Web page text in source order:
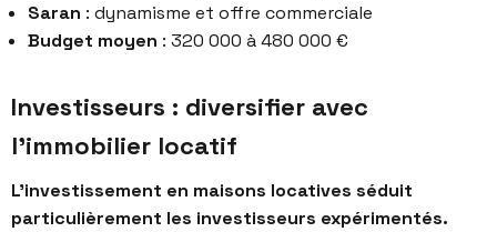
Saran : dynamisme et offre commerciale
Budget moyen : 320 000 à 480 000 €
Investisseurs : diversifier avec
l'immobilier locatif
L’investissement en maisons locatives séduit
particulièrement les investisseurs expérimentés.